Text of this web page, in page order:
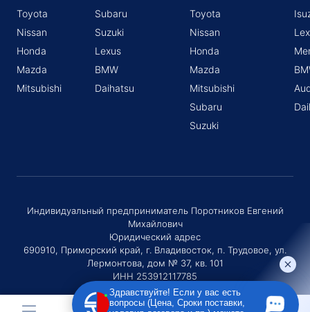
Toyota
Nissan
Honda
Mazda
Mitsubishi
Subaru
Suzuki
Lexus
BMW
Daihatsu
Toyota
Nissan
Honda
Mazda
Mitsubishi
Subaru
Suzuki
Индивидуальный предприниматель Поротников Евгений
Михайлович
Юридический адрес
690910, Приморский край, г. Владивосток, п. Трудовое, ул.
Лермонтова, дом № 37, кв. 101
ИНН 253912117785
ОГРНИП 320253600036730
Здравствуйте! Если у вас есть
вопросы (Цена, Сроки поставки,